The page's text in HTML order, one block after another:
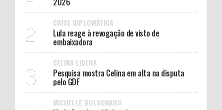
2 CRISE DIPLOMÁTICA
Lula reage à revogação de visto de
embaixadora
3 CELINA LIDERA
Pesquisa mostra Celina em alta na disputa
pelo GDF
MICHELLE BOLSONARO